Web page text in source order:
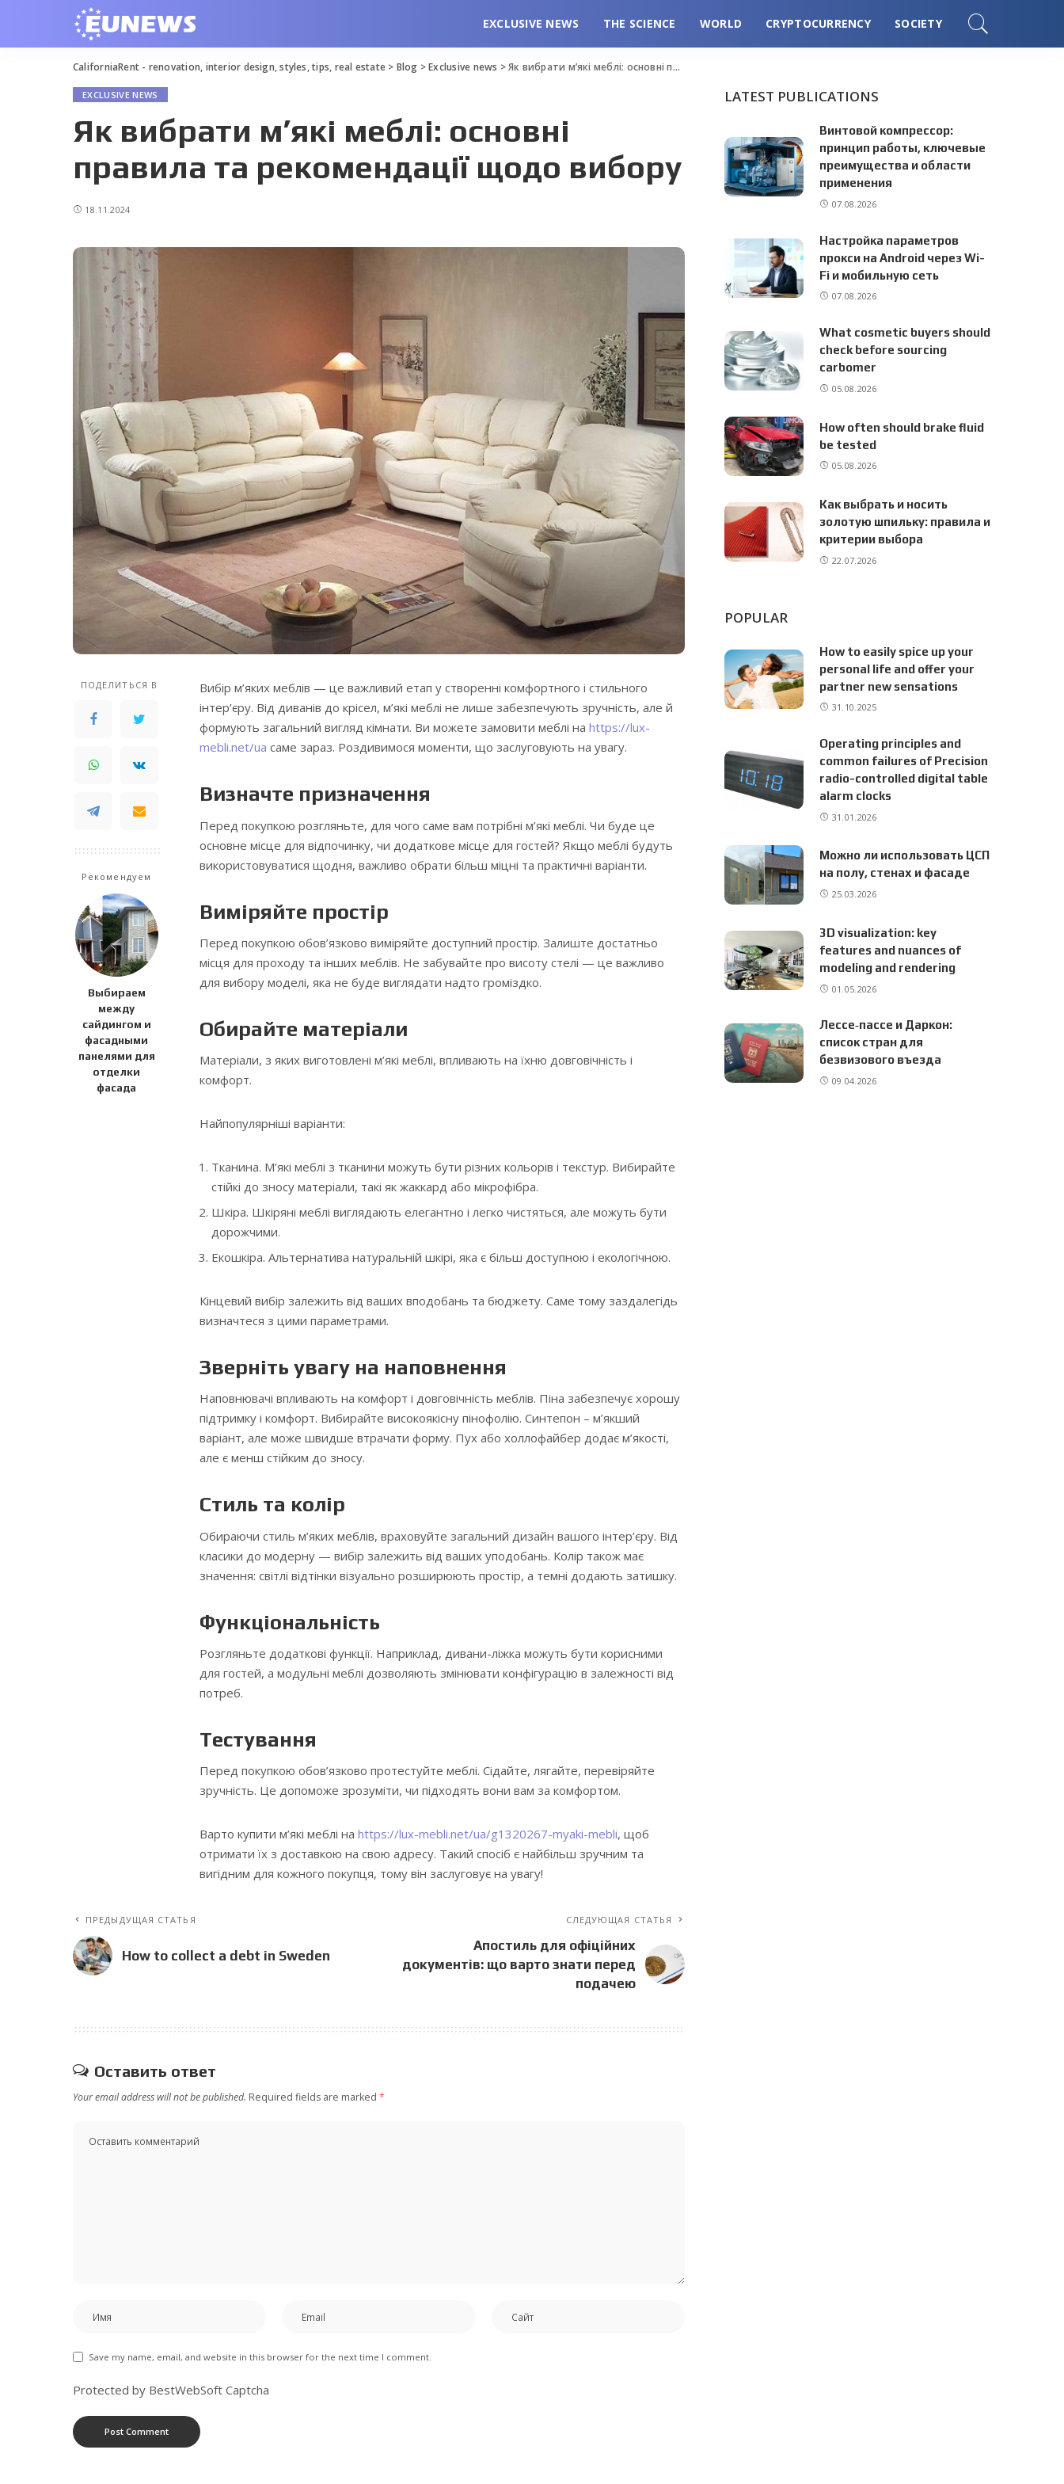
EXCLUSIVE NEWS THE SCIENCE WORLD CRYPTOCURRENCY SOCIETY
CaliforniaRent - renovation, interior design, styles, tips, real estate> Blog >Exclusive news >Як вибрати м’які меблі: основні правила та рекомендації щодо вибору
EXCLUSIVE NEWS
Як вибрати м’які меблі: основні
правила та рекомендації щодо вибору
18.11.2024
ПОДЕЛИТЬСЯ В
Рекомендуем
Выбираем
между
сайдингом и
фасадными
панелями для
отделки
фасада
Вибір м’яких меблів — це важливий етап у створенні комфортного і стильного
інтер’єру. Від диванів до крісел, м’які меблі не лише забезпечують зручність, але й
формують загальний вигляд кімнати. Ви можете замовити меблі на https://lux-
mebli.net/ua саме зараз. Роздивимося моменти, що заслуговують на увагу.
Визначте призначення
Перед покупкою розгляньте, для чого саме вам потрібні м’які меблі. Чи буде це
основне місце для відпочинку, чи додаткове місце для гостей? Якщо меблі будуть
використовуватися щодня, важливо обрати більш міцні та практичні варіанти.
Виміряйте простір
Перед покупкою обов’язково виміряйте доступний простір. Залиште достатньо
місця для проходу та інших меблів. Не забувайте про висоту стелі — це важливо
для вибору моделі, яка не буде виглядати надто громіздко.
Обирайте матеріали
Матеріали, з яких виготовлені м’які меблі, впливають на їхню довговічність і
комфорт.
Найпопулярніші варіанти:
Тканина. М’які меблі з тканини можуть бути різних кольорів і текстур. Вибирайте
стійкі до зносу матеріали, такі як жаккард або мікрофібра.
Шкіра. Шкіряні меблі виглядають елегантно і легко чистяться, але можуть бути
дорожчими.
Екошкіра. Альтернатива натуральній шкірі, яка є більш доступною і екологічною.
Кінцевий вибір залежить від ваших вподобань та бюджету. Саме тому заздалегідь
визначтеся з цими параметрами.
Зверніть увагу на наповнення
Наповнювачі впливають на комфорт і довговічність меблів. Піна забезпечує хорошу
підтримку і комфорт. Вибирайте високоякісну пінофолію. Синтепон – м’якший
варіант, але може швидше втрачати форму. Пух або холлофайбер додає м’якості,
але є менш стійким до зносу.
Стиль та колір
Обираючи стиль м’яких меблів, враховуйте загальний дизайн вашого інтер’єру. Від
класики до модерну — вибір залежить від ваших уподобань. Колір також має
значення: світлі відтінки візуально розширюють простір, а темні додають затишку.
Функціональність
Розгляньте додаткові функції. Наприклад, дивани-ліжка можуть бути корисними
для гостей, а модульні меблі дозволяють змінювати конфігурацію в залежності від
потреб.
Тестування
Перед покупкою обов’язково протестуйте меблі. Сідайте, лягайте, перевіряйте
зручність. Це допоможе зрозуміти, чи підходять вони вам за комфортом.
Варто купити м’які меблі на https://lux-mebli.net/ua/g1320267-myaki-mebli, щоб
отримати їх з доставкою на свою адресу. Такий спосіб є найбільш зручним та
вигідним для кожного покупця, тому він заслуговує на увагу!
ПРЕДЫДУЩАЯ СТАТЬЯ
How to collect a debt in Sweden
СЛЕДУЮЩАЯ СТАТЬЯ
Апостиль для офіційних
документів: що варто знати перед
подачею
Оставить ответ
Your email address will not be published. Required fields are marked *
Save my name, email, and website in this browser for the next time I comment.
Protected by BestWebSoft Captcha
LATEST PUBLICATIONS
Винтовой компрессор:
принцип работы, ключевые
преимущества и области
применения
07.08.2026
Настройка параметров
прокси на Android через Wi-
Fi и мобильную сеть
07.08.2026
What cosmetic buyers should
check before sourcing
carbomer
05.08.2026
How often should brake fluid
be tested
05.08.2026
Как выбрать и носить
золотую шпильку: правила и
критерии выбора
22.07.2026
POPULAR
How to easily spice up your
personal life and offer your
partner new sensations
31.10.2025
Operating principles and
common failures of Precision
radio-controlled digital table
alarm clocks
31.01.2026
Можно ли использовать ЦСП
на полу, стенах и фасаде
25.03.2026
3D visualization: key
features and nuances of
modeling and rendering
01.05.2026
Лессе‑пассе и Даркон:
список стран для
безвизового въезда
09.04.2026